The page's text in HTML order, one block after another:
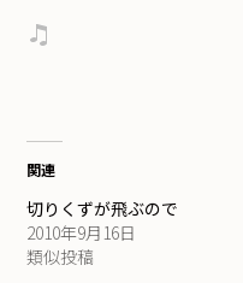
関連
切りくずが飛ぶので
2010年9月16日
類似投稿